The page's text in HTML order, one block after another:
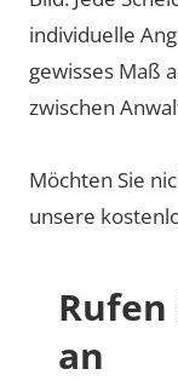
individuelle
gewisses Maß
zwischen
Möchten Sie
unsere
an